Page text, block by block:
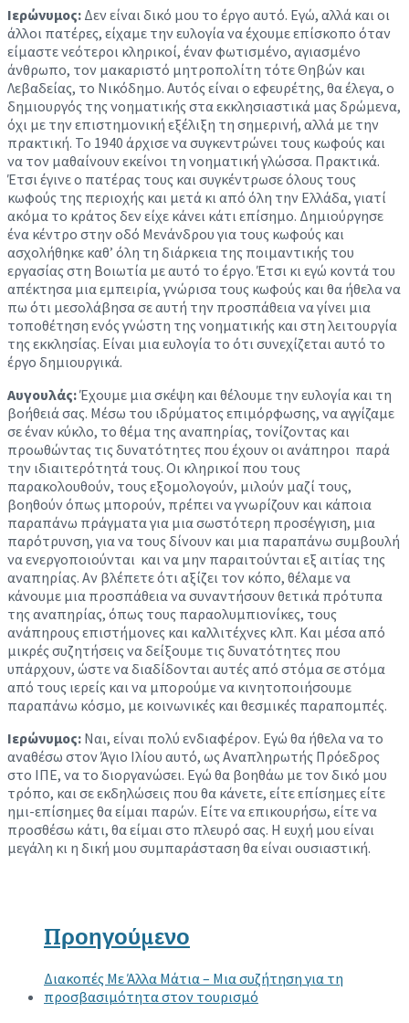
Ιερώνυμος: Δεν είναι δικό μου το έργο αυτό. Εγώ, αλλά και οι
άλλοι πατέρες, είχαμε την ευλογία να έχουμε επίσκοπο όταν
είμαστε νεότεροι κληρικοί, έναν φωτισμένο, αγιασμένο
άνθρωπο, τον μακαριστό μητροπολίτη τότε Θηβών και
Λεβαδείας, το Νικόδημο. Αυτός είναι ο εφευρέτης, θα έλεγα, ο
δημιουργός της νοηματικής στα εκκλησιαστικά μας δρώμενα,
όχι με την επιστημονική εξέλιξη τη σημερινή, αλλά με την
πρακτική. Το 1940 άρχισε να συγκεντρώνει τους κωφούς και
να τον μαθαίνουν εκείνοι τη νοηματική γλώσσα. Πρακτικά.
Έτσι έγινε ο πατέρας τους και συγκέντρωσε όλους τους
κωφούς της περιοχής και μετά κι από όλη την Ελλάδα, γιατί
ακόμα το κράτος δεν είχε κάνει κάτι επίσημο. Δημιούργησε
ένα κέντρο στην οδό Μενάνδρου για τους κωφούς και
ασχολήθηκε καθ’ όλη τη διάρκεια της ποιμαντικής του
εργασίας στη Βοιωτία με αυτό το έργο. Έτσι κι εγώ κοντά του
απέκτησα μια εμπειρία, γνώρισα τους κωφούς και θα ήθελα να
πω ότι μεσολάβησα σε αυτή την προσπάθεια να γίνει μια
τοποθέτηση ενός γνώστη της νοηματικής και στη λειτουργία
της εκκλησίας. Είναι μια ευλογία το ότι συνεχίζεται αυτό το
έργο δημιουργικά.
Αυγουλάς:Έχουμε μια σκέψη και θέλουμε την ευλογία και τη
βοήθειά σας. Μέσω του ιδρύματος επιμόρφωσης, να αγγίζαμε
σε έναν κύκλο, το θέμα της αναπηρίας, τονίζοντας και
προωθώντας τις δυνατότητες που έχουν οι ανάπηροι παρά
την ιδιαιτερότητά τους. Οι κληρικοί που τους
παρακολουθούν, τους εξομολογούν, μιλούν μαζί τους,
βοηθούν όπως μπορούν, πρέπει να γνωρίζουν και κάποια
παραπάνω πράγματα για μια σωστότερη προσέγγιση, μια
παρότρυνση, για να τους δίνουν και μια παραπάνω συμβουλή
να ενεργοποιούνται και να μην παραιτούνται εξ αιτίας της
αναπηρίας. Αν βλέπετε ότι αξίζει τον κόπο, θέλαμε να
κάνουμε μια προσπάθεια να συναντήσουν θετικά πρότυπα
της αναπηρίας, όπως τους παραολυμπιονίκες, τους
ανάπηρους επιστήμονες και καλλιτέχνες κλπ. Και μέσα από
μικρές συζητήσεις να δείξουμε τις δυνατότητες που
υπάρχουν, ώστε να διαδίδονται αυτές από στόμα σε στόμα
από τους ιερείς και να μπορούμε να κινητοποιήσουμε
παραπάνω κόσμο, με κοινωνικές και θεσμικές παραπομπές.
Ιερώνυμος: Ναι, είναι πολύ ενδιαφέρον. Εγώ θα ήθελα να το
αναθέσω στον Άγιο Ιλίου αυτό, ως Αναπληρωτής Πρόεδρος
στο ΙΠΕ, να το διοργανώσει. Εγώ θα βοηθάω με τον δικό μου
τρόπο, και σε εκδηλώσεις που θα κάνετε, είτε επίσημες είτε
ημι-επίσημες θα είμαι παρών. Είτε να επικουρήσω, είτε να
προσθέσω κάτι, θα είμαι στο πλευρό σας. Η ευχή μου είναι
μεγάλη κι η δική μου συμπαράσταση θα είναι ουσιαστική.
Προηγούμενο
Διακοπές Με Άλλα Μάτια – Μια συζήτηση για τη
προσβασιμότητα στον τουρισμό